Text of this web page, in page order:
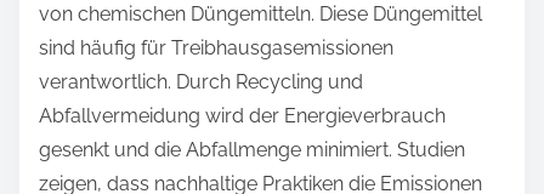
von chemischen Düngemitteln. Diese Düngemittel
sind häufig für Treibhausgasemissionen
verantwortlich. Durch Recycling und
Abfallvermeidung wird der Energieverbrauch
gesenkt und die Abfallmenge minimiert. Studien
zeigen, dass nachhaltige Praktiken die Emissionen